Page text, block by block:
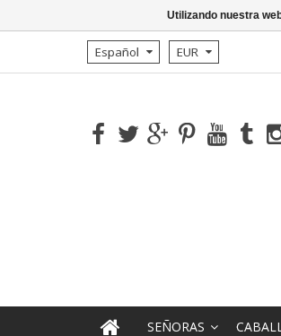
Español EUR
SEÑORAS
Utilizando nuestra